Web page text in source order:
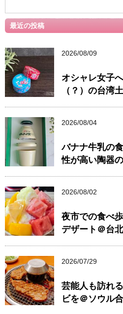
最近の投稿
2026/08/09
オシャレ女子
（？）の台湾
2026/08/04
バナナ牛乳の
性が高い陶器
2026/08/02
夜市での食べ
デザート＠台
2026/07/29
芸能人も訪れ
ビを＠ソウル